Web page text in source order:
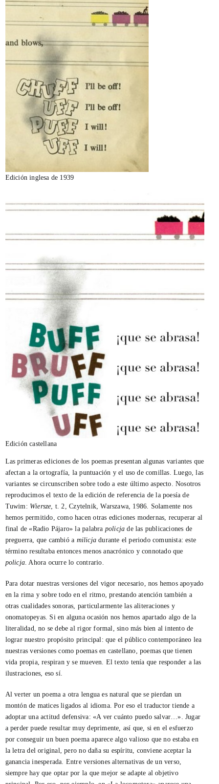
Edición inglesa de 1939
Edición castellana
Las primeras ediciones de los poemas presentan algunas variantes que
afectan a la ortografía, la puntuación y el uso de comillas. Luego, las
variantes se circunscriben sobre todo a este último aspecto. Nosotros
reproducimos el texto de la edición de referencia de la poesía de
Tuwim: Wiersze, t. 2, Czytelnik, Warszawa, 1986. Solamente nos
hemos permitido, como hacen otras ediciones modernas, recuperar al
final de «Radio Pájaro» la palabra policja de las publicaciones de
preguerra, que cambió a milicjadurante el periodo comunista: este
término resultaba entonces menos anacrónico y connotado que
policja. Ahora ocurre lo contrario.
Para dotar nuestras versiones del vigor necesario, nos hemos apoyado
en la rima y sobre todo en el ritmo, prestando atención también a
otras cualidades sonoras, particularmente las aliteraciones y
onomatopeyas. Si en alguna ocasión nos hemos apartado algo de la
literalidad, no se debe al rigor formal, sino más bien al intento de
lograr nuestro propósito principal: que el público contemporáneo lea
nuestras versiones como poemas en castellano, poemas que tienen
vida propia, respiran y se mueven. El texto tenía que responder a las
ilustraciones, eso sí.
Al verter un poema a otra lengua es natural que se pierdan un
montón de matices ligados al idioma. Por eso el traductor tiende a
adoptar una actitud defensiva: «A ver cuánto puedo salvar…». Jugar
a perder puede resultar muy deprimente, así que, si en el esfuerzo
por conseguir un buen poema aparece algo valioso que no estaba en
la letra del original, pero no daña su espíritu, conviene aceptar la
ganancia inesperada. Entre versiones alternativas de un verso,
siempre hay que optar por la que mejor se adapte al objetivo